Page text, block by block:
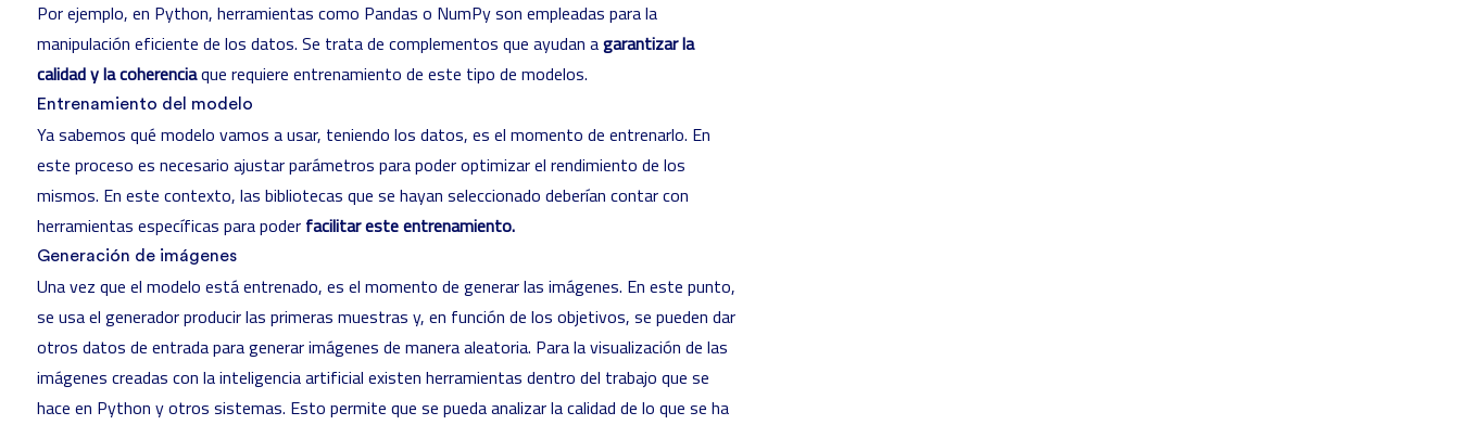
Por ejemplo, en Python, herramientas como Pandas o NumPy son empleadas para la
manipulación eficiente de los datos. Se trata de complementos que ayudan agarantizar la
calidad y la coherenciaque requiere entrenamiento de este tipo de modelos.
Entrenamiento del modelo
Ya sabemos qué modelo vamos a usar, teniendo los datos, es el momento de entrenarlo. En
este proceso es necesario ajustar parámetros para poder optimizar el rendimiento de los
mismos. En este contexto, las bibliotecas que se hayan seleccionado deberían contar con
herramientas específicas para poder facilitar este entrenamiento.
Generación de imágenes
Una vez que el modelo está entrenado, es el momento de generar las imágenes. En este punto,
se usa el generador producir las primeras muestras y, en función de los objetivos, se pueden dar
otros datos de entrada para generar imágenes de manera aleatoria. Para la visualización de las
imágenes creadas con la inteligencia artificial existen herramientas dentro del trabajo que se
hace en Python y otros sistemas. Esto permite que se pueda analizar la calidad de lo que se ha